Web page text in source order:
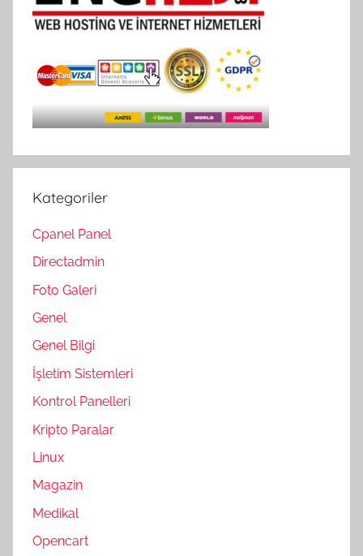
Kategoriler
Cpanel Panel
Directadmin
Foto Galeri
Genel
Genel Bilgi
İşletim Sistemleri
Kontrol Panelleri
Kripto Paralar
Linux
Magazin
Medikal
Opencart